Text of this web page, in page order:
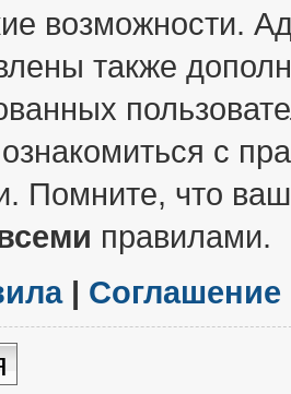
возможности.
также
с
Помните, что
правилами.
|